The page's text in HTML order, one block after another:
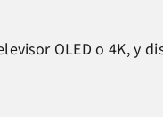
OLED o 4K, y